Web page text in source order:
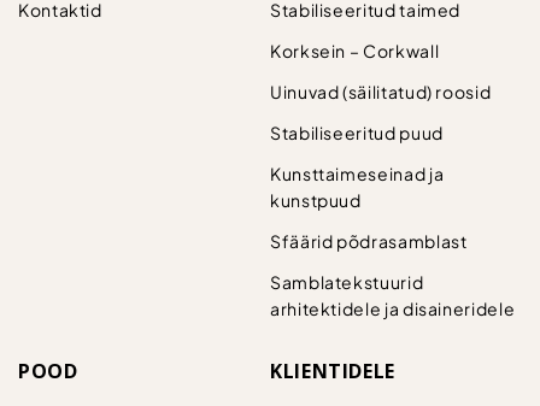
Kontaktid
Stabiliseeritud taimed
Korksein – Corkwall
Uinuvad (säilitatud) roosid
Stabiliseeritud puud
Kunsttaimeseinad ja
kunstpuud
Sfäärid põdrasamblast
Samblatekstuurid
arhitektidele ja disaineridele
POOD KLIENTIDELE